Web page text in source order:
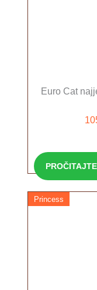
Euro Cat
Princess